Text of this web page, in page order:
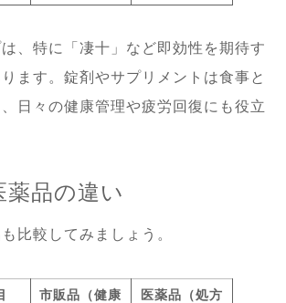
は、特に「凄十」など即効性を期待す
ます。錠剤やサプリメントは食事と
日々の健康管理や疲労回復にも役立
薬品の違い
比較してみましょう。
市販品（健康
医薬品（処方